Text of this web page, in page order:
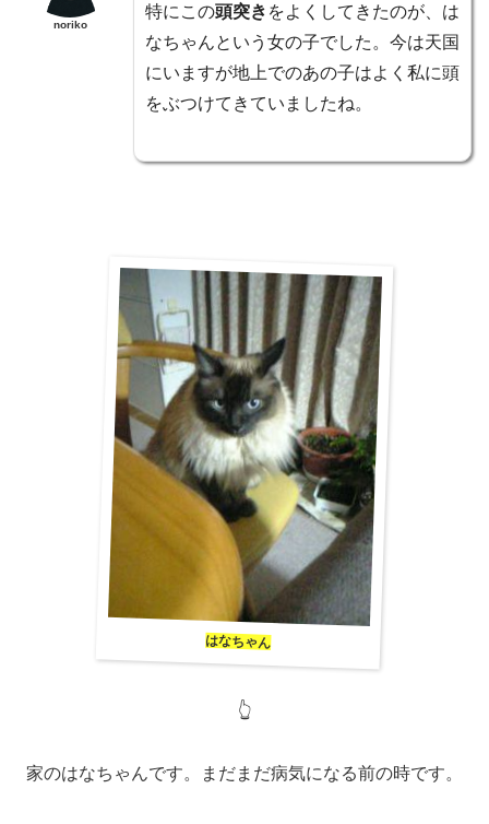
noriko
特にこの頭突き をよくしてきたのが、は
なちゃんという女の子でした。今は天国
にいますが地上でのあの子はよく私に頭
をぶつけてきていましたね。
はなちゃん
👆
家のはなちゃんです。まだまだ病気になる前の時です。